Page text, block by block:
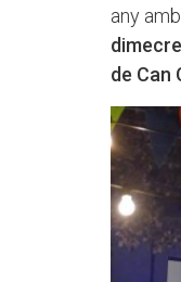
any
de Can